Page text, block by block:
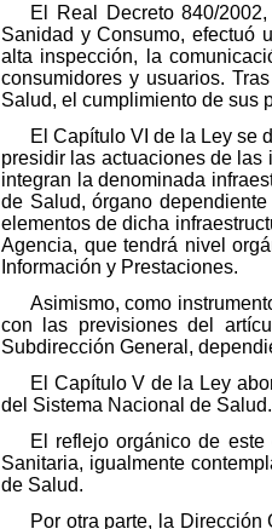
El Real Decreto 840/
Sanidad y Consumo, efectuó
alta inspección, la
consumidores y usuarios.
Salud, el cumplimiento de sus
El Capítulo VI de la Ley se
presidir las actuaciones de las
integran la denominada
de Salud, órgano
elementos de dicha
Agencia, que tendrá nivel
Información y Prestaciones.
Asimismo, como
con las previsiones del
Subdirección General,
El Capítulo V de la Ley
del Sistema Nacional de Salud.
El reflejo orgánico de
Sanitaria, igualmente
de Salud.
Por otra parte, la